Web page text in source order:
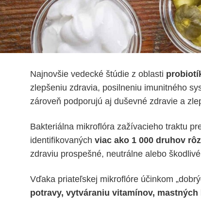
Najnovšie vedecké štúdie z oblasti
zlepšeniu zdravia, posilneniu imunitného
zároveň podporujú aj duševné zdravie a
Bakteriálna mikroflóra zažívacieho traktu
identifikovaných viac ako 1 000 druhov
zdraviu prospešné, neutrálne alebo
Vďaka priateľskej mikroflóre účinkom
potravy, vytváraniu vitamínov,